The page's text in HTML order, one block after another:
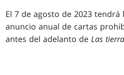
El 7 de agosto de 2023
anuncio anual de cartas
antes del adelanto deLas